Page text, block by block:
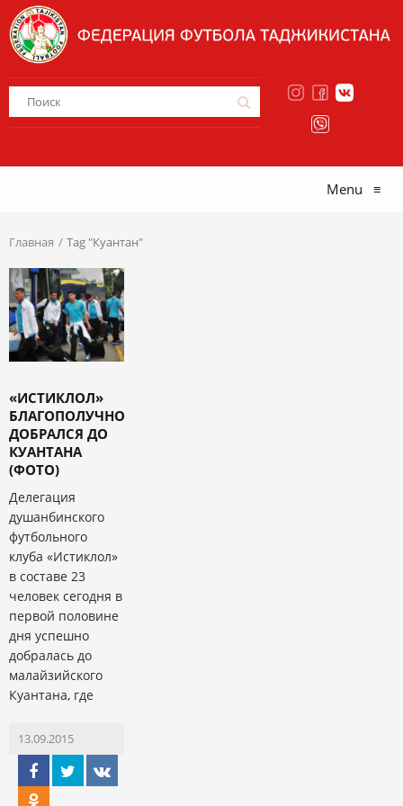
Menu ≡
Главная Tag "Куантан"
«ИСТИКЛОЛ»
БЛАГОПОЛУЧНО
ДОБРАЛСЯ ДО
КУАНТАНА
(ФОТО)
Делегация
душанбинского
футбольного
клуба «Истиклол»
в составе 23
человек сегодня в
первой половине
дня успешно
добралась до
малайзийского
Куантана, где
13.09.2015